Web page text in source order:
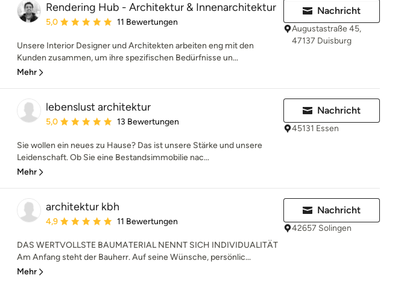
Rendering Hub - Architektur & Innenarchitektur
Durchschnittliche Bewertung: 5 von 5 Sternen
5,0 11 Bewertungen
Unsere Interior Designer und Architekten arbeiten eng mit den
Kunden zusammen, um ihre spezifischen Bedürfnisse un...
Mehr
Nachricht
Augustastraße 45,
47137 Duisburg
lebenslust architektur
Durchschnittliche Bewertung: 5 von 5 Sternen
5,0 13 Bewertungen
Sie wollen ein neues zu Hause? Das ist unsere Stärke und unsere
Leidenschaft. Ob Sie eine Bestandsimmobilie nac...
Mehr
Nachricht
45131 Essen
architektur kbh
Durchschnittliche Bewertung: 4.9 von 5 Sternen
4,9 11 Bewertungen
DAS WERTVOLLSTE BAUMATERIAL NENNT SICH INDIVIDUALITÄT
Am Anfang steht der Bauherr. Auf seine Wünsche, persönlic...
Mehr
Nachricht
42657 Solingen